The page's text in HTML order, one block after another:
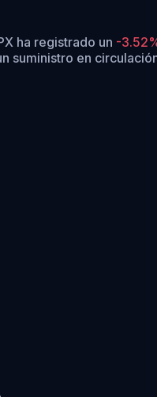
ha registrado un -
suministro en